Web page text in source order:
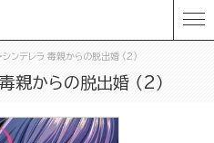
シンデレラ 毒親からの脱出婚 （2）
親からの脱出婚 （2）